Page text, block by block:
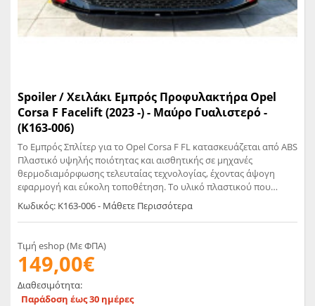
Spoiler / Χειλάκι Εμπρός Προφυλακτήρα Opel
Corsa F Facelift (2023 -) - Μαύρο Γυαλιστερό -
(K163-006)
Το Εμπρός Σπλίτερ για το Opel Corsa F FL κατασκευάζεται από ABS
Πλαστικό υψηλής ποιότητας και αισθητικής σε μηχανές
θερμοδιαμόρφωσης τελευταίας τεχνολογίας, έχοντας άψογη
εφαρμογή και εύκολη τοποθέτηση. Το υλικό πλαστικού που
χρησιμοποιείται για την δημιουργία προϊόντων έρχεται σε
Μαύρο Γυαλιστερό χρώμα και με αντιχαρακτική επιφάνεια.
Συνοδεύεται από προστατευτική μεμβράνη όπου αφαιρείται πριν
την τοποθέτηση.
Κωδικός: K163-006 - Μάθετε Περισσότερα
Τιμή eshop (Με ΦΠΑ)
149,00€
Διαθεσιμότητα:
Παράδοση έως 30 ημέρες